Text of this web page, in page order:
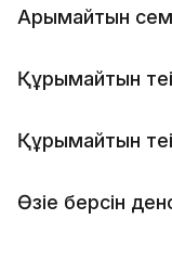
Арымайтын
Құрымайтын
Құрымайтын
Өзіңе берсін